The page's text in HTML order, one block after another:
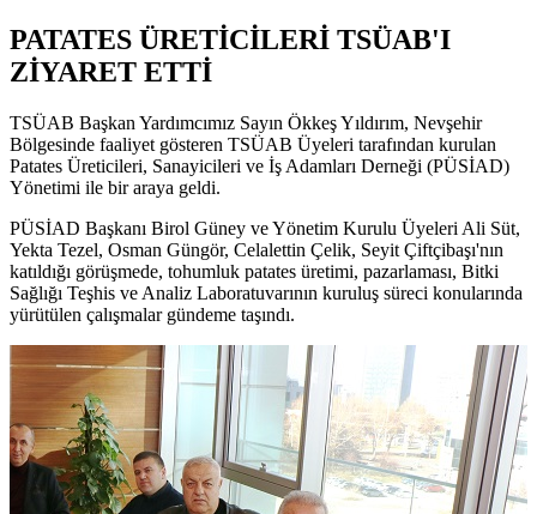
PATATES ÜRETİCİLERİ TSÜAB'I
ZİYARET ETTİ
TSÜAB Başkan Yardımcımız Sayın Ökkeş Yıldırım, Nevşehir
Bölgesinde faaliyet gösteren TSÜAB Üyeleri tarafından kurulan
Patates Üreticileri, Sanayicileri ve İş Adamları Derneği (PÜSİAD)
Yönetimi ile bir araya geldi.
PÜSİAD Başkanı Birol Güney ve Yönetim Kurulu Üyeleri Ali Süt,
Yekta Tezel, Osman Güngör, Celalettin Çelik, Seyit Çiftçibaşı'nın
katıldığı görüşmede, tohumluk patates üretimi, pazarlaması, Bitki
Sağlığı Teşhis ve Analiz Laboratuvarının kuruluş süreci konularında
yürütülen çalışmalar gündeme taşındı.